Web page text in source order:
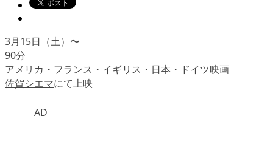
3月15日（土）〜
90分
アメリカ・フランス・イギリス・日本・ドイツ映画
佐賀シエマにて上映
AD